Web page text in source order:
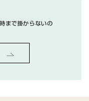
まで掛からないの